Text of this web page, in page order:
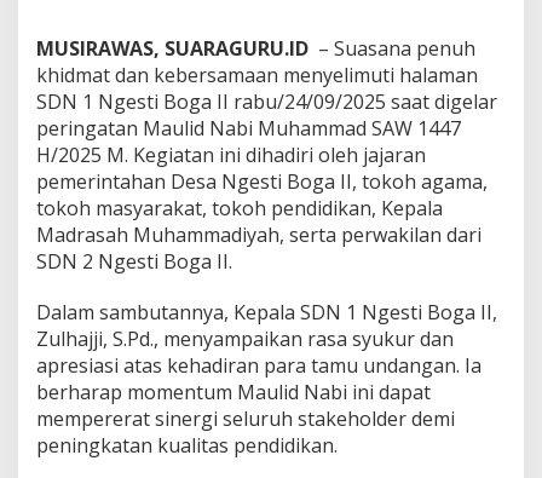
i
d
N
a
b
M
u
h
a
m
a
d
S
W
1
4
MUSIRAWAS, SUARAGURU.ID – Suasana penuh
khidmat dan kebersamaan menyelimuti halaman
SDN 1 Ngesti Boga II rabu/24/09/2025 saat digelar
peringatan Maulid Nabi Muhammad SAW 1447
H/2025 M. Kegiatan ini dihadiri oleh jajaran
pemerintahan Desa Ngesti Boga II, tokoh agama,
tokoh masyarakat, tokoh pendidikan, Kepala
Madrasah Muhammadiyah, serta perwakilan dari
SDN 2 Ngesti Boga II.
Dalam sambutannya, Kepala SDN 1 Ngesti Boga II,
Zulhajji, S.Pd., menyampaikan rasa syukur dan
apresiasi atas kehadiran para tamu undangan. Ia
berharap momentum Maulid Nabi ini dapat
mempererat sinergi seluruh stakeholder demi
peningkatan kualitas pendidikan.